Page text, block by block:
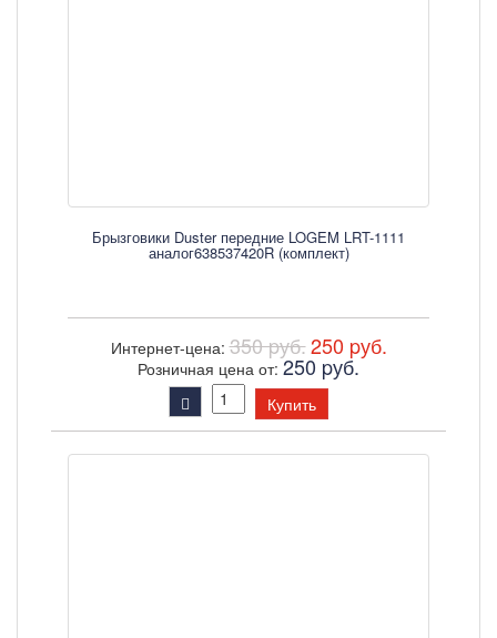
Брызговики Duster передние LOGEM LRT-1111
аналог638537420R (комплект)
Интернет-цена:350 pуб.250 pуб.
Розничная цена от: 250 pуб.
Купить